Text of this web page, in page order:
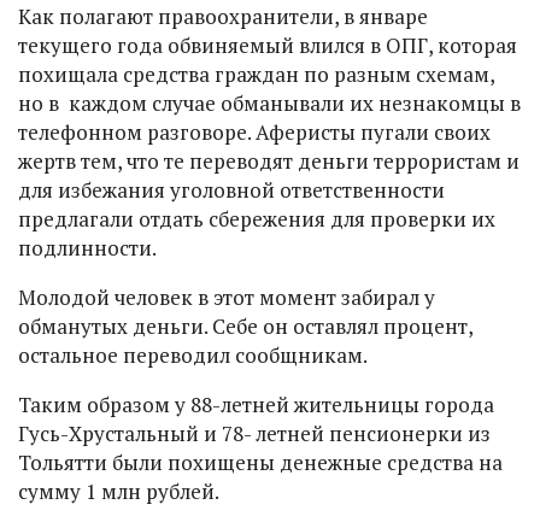
Как полагают правоохранители, в январе
текущего года обвиняемый влился в ОПГ, которая
похищала средства граждан по разным схемам,
но в каждом случае обманывали их незнакомцы в
телефонном разговоре. Аферисты пугали своих
жертв тем, что те переводят деньги террористам и
для избежания уголовной ответственности
предлагали отдать сбережения для проверки их
подлинности.
Молодой человек в этот момент забирал у
обманутых деньги. Себе он оставлял процент,
остальное переводил сообщникам.
Таким образом у 88-летней жительницы города
Гусь-Хрустальный и 78- летней пенсионерки из
Тольятти были похищены денежные средства на
сумму 1 млн рублей.